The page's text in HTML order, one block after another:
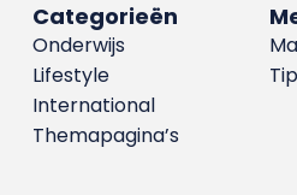
Categorieën
Onderwijs
Lifestyle
International
Themapagina’s